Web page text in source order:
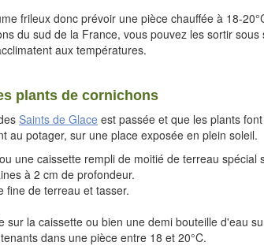
frileux donc prévoir une pièce chauffée à 18-
du sud de la France, vous pouvez les sortir
aux températures.
plants de cornichons
Saints de Glace est passée et que les plants
au potager, sur une place exposée en plein soleil.
une caissette rempli de moitié de terreau spécial
à 2 cm de profondeur.
fine de terreau et tasser.
sur la caissette ou bien une demi bouteille d'eau
dans une pièce entre 18 et 20°C.